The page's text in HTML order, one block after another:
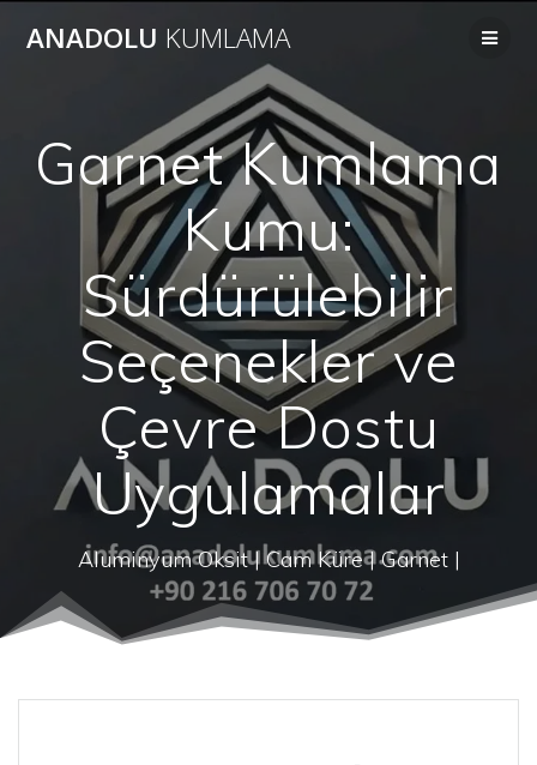
to
content
ANADOLU KUMLAMA
Garnet Kumlama
Kumu:
Sürdürülebilir
Seçenekler ve
Çevre Dostu
Uygulamalar
Aluminyum Oksit | Cam Küre | Garnet |